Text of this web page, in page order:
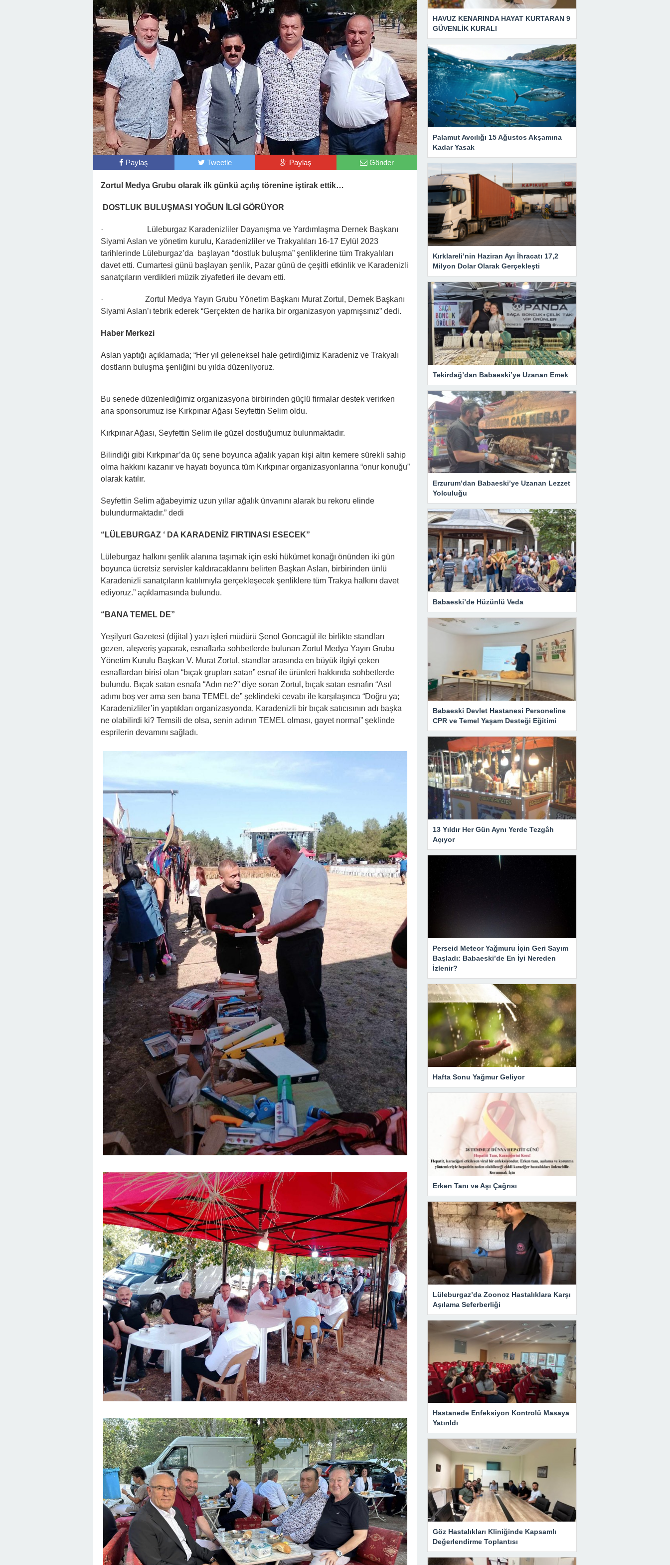
Paylaş Tweetle Paylaş Gönder
Zortul Medya Grubu olarak ilk günkü açılış törenine iştirak ettik…
DOSTLUK BULUŞMASI YOĞUN İLGİ GÖRÜYOR
· Lüleburgaz Karadenizliler Dayanışma ve Yardımlaşma Dernek Başkanı
Siyami Aslan ve yönetim kurulu, Karadenizliler ve Trakyalıları 16-17 Eylül 2023
tarihlerinde Lüleburgaz’da başlayan “dostluk buluşma” şenliklerine tüm Trakyalıları
davet etti. Cumartesi günü başlayan şenlik, Pazar günü de çeşitli etkinlik ve Karadenizli
sanatçıların verdikleri müzik ziyafetleri ile devam etti.
· Zortul Medya Yayın Grubu Yönetim Başkanı Murat Zortul, Dernek Başkanı
Siyami Aslan’ı tebrik ederek “Gerçekten de harika bir organizasyon yapmışsınız” dedi.
Haber Merkezi
Aslan yaptığı açıklamada; “Her yıl geleneksel hale getirdiğimiz Karadeniz ve Trakyalı
dostların buluşma şenliğini bu yılda düzenliyoruz.
Bu senede düzenlediğimiz organizasyona birbirinden güçlü firmalar destek verirken
ana sponsorumuz ise Kırkpınar Ağası Seyfettin Selim oldu.
Kırkpınar Ağası, Seyfettin Selim ile güzel dostluğumuz bulunmaktadır.
Bilindiği gibi Kırkpınar’da üç sene boyunca ağalık yapan kişi altın kemere sürekli sahip
olma hakkını kazanır ve hayatı boyunca tüm Kırkpınar organizasyonlarına “onur konuğu”
olarak katılır.
Seyfettin Selim ağabeyimiz uzun yıllar ağalık ünvanını alarak bu rekoru elinde
bulundurmaktadır.” dedi
“LÜLEBURGAZ ‘ DA KARADENİZ FIRTINASI ESECEK”
Lüleburgaz halkını şenlik alanına taşımak için eski hükümet konağı önünden iki gün
boyunca ücretsiz servisler kaldıracaklarını belirten Başkan Aslan, birbirinden ünlü
Karadenizli sanatçıların katılımıyla gerçekleşecek şenliklere tüm Trakya halkını davet
ediyoruz.” açıklamasında bulundu.
“BANA TEMEL DE”
Yeşilyurt Gazetesi (dijital ) yazı işleri müdürü Şenol Goncagül ile birlikte standları
gezen, alışveriş yaparak, esnaflarla sohbetlerde bulunan Zortul Medya Yayın Grubu
Yönetim Kurulu Başkan V. Murat Zortul, standlar arasında en büyük ilgiyi çeken
esnaflardan birisi olan “bıçak grupları satan” esnaf ile ürünleri hakkında sohbetlerde
bulundu. Bıçak satan esnafa “Adın ne?” diye soran Zortul, bıçak satan esnafın “Asıl
adımı boş ver ama sen bana TEMEL de” şeklindeki cevabı ile karşılaşınca “Doğru ya;
Karadenizliler’in yaptıkları organizasyonda, Karadenizli bir bıçak satıcısının adı başka
ne olabilirdi ki? Temsili de olsa, senin adının TEMEL olması, gayet normal” şeklinde
esprilerin devamını sağladı.
HAVUZ KENARINDA HAYAT KURTARAN 9
GÜVENLİK KURALI
Palamut Avcılığı 15 Ağustos Akşamına
Kadar Yasak
Kırklareli’nin Haziran Ayı İhracatı 17,2
Milyon Dolar Olarak Gerçekleşti
Tekirdağ’dan Babaeski’ye Uzanan Emek
Erzurum’dan Babaeski’ye Uzanan Lezzet
Yolculuğu
Babaeski’de Hüzünlü Veda
Babaeski Devlet Hastanesi Personeline
CPR ve Temel Yaşam Desteği Eğitimi
13 Yıldır Her Gün Aynı Yerde Tezgâh
Açıyor
Perseid Meteor Yağmuru İçin Geri Sayım
Başladı: Babaeski’de En İyi Nereden
İzlenir?
Hafta Sonu Yağmur Geliyor
Erken Tanı ve Aşı Çağrısı
Lüleburgaz’da Zoonoz Hastalıklara Karşı
Aşılama Seferberliği
Hastanede Enfeksiyon Kontrolü Masaya
Yatırıldı
Göz Hastalıkları Kliniğinde Kapsamlı
Değerlendirme Toplantısı